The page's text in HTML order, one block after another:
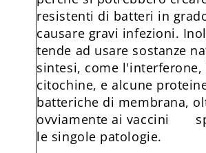
resistenti di batteri in
causare gravi infezioni.
tende ad usare sostanze
sintesi, come l'interferone,
citochine, e alcune
batteriche di membrana,
ovviamente ai vaccini
le singole patologie.